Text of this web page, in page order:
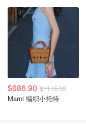
$686.90 $1115.32
Marni 编织小托特